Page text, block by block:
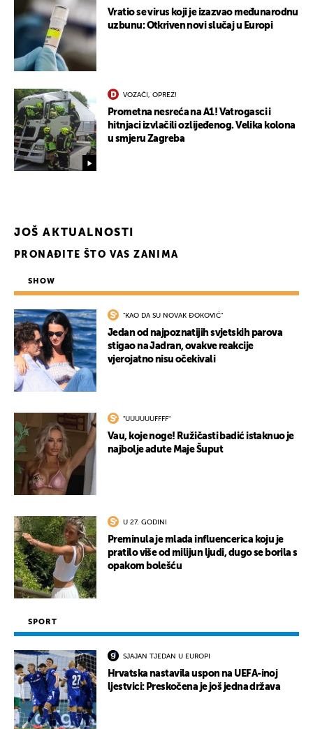
Vratio se virus koji je izazvao međunarodnu
uzbunu: Otkriven novi slučaj u Europi
VOZAČI, OPREZ!
Prometna nesreća na A1! Vatrogasci i
hitnjaci izvlačili ozlijeđenog. Velika kolona
u smjeru Zagreba
JOŠ AKTUALNOSTI
PRONAĐITE ŠTO VAS ZANIMA
SHOW
"KAO DA SU NOVAK ĐOKOVIĆ"
Jedan od najpoznatijih svjetskih parova
stigao na Jadran, ovakve reakcije
vjerojatno nisu očekivali
"UUUUUUFFFF"
Vau, koje noge! Ružičasti badić istaknuo je
najbolje adute Maje Šuput
U 27. GODINI
Preminula je mlada influencerica koju je
pratilo više od milijun ljudi, dugo se borila s
opakom bolešću
SPORT
SJAJAN TJEDAN U EUROPI
Hrvatska nastavila uspon na UEFA-inoj
ljestvici: Preskočena je još jedna država
UKLJUČITE NOTIFIKACIJE